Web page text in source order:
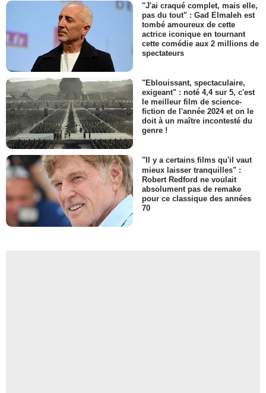
"J'ai craqué complet, mais elle,
pas du tout" : Gad Elmaleh est
tombé amoureux de cette
actrice iconique en tournant
cette comédie aux 2 millions de
spectateurs
"Eblouissant, spectaculaire,
exigeant" : noté 4,4 sur 5, c'est
le meilleur film de science-
fiction de l'année 2024 et on le
doit à un maître incontesté du
genre !
"Il y a certains films qu'il vaut
mieux laisser tranquilles" :
Robert Redford ne voulait
absolument pas de remake
pour ce classique des années
70